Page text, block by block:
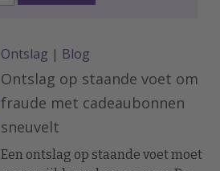
Ontslag | Blog
Ontslag op staande voet om
fraude met cadeaubonnen
sneuvelt
Een ontslag op staande voet moet